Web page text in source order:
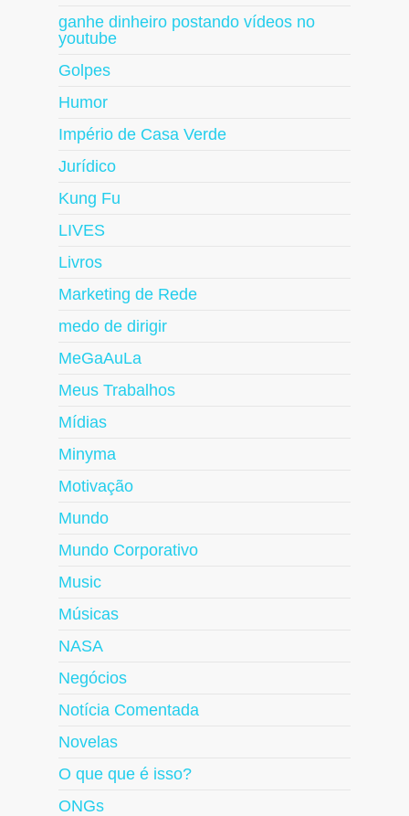
ganhe dinheiro postando vídeos no
youtube
Golpes
Humor
Império de Casa Verde
Jurídico
Kung Fu
LIVES
Livros
Marketing de Rede
medo de dirigir
MeGaAuLa
Meus Trabalhos
Mídias
Minyma
Motivação
Mundo
Mundo Corporativo
Music
Músicas
NASA
Negócios
Notícia Comentada
Novelas
O que que é isso?
ONGs